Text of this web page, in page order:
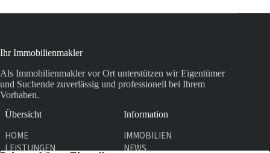
Ihr Immobilienmakler
Als Immobilienmakler vor Ort unterstützen wir Eigentümer
und Suchende zuverlässig und professionell bei Ihrem
Vorhaben.
Übersicht
HOME
LEISTUNGEN
Information
IMMOBILIEN
NEWS